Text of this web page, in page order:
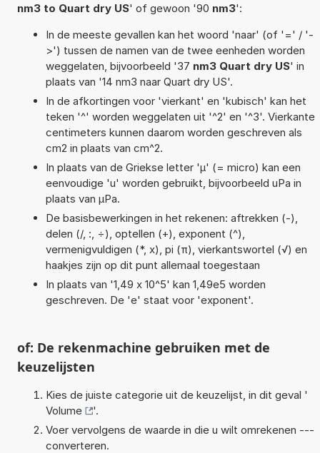
nm3 to Quart dry US' of gewoon '90 nm3':
In de meeste gevallen kan het woord 'naar' (of '=' / '-
>') tussen de namen van de twee eenheden worden
weggelaten, bijvoorbeeld '37 nm3 Quart dry US' in
plaats van '14 nm3 naar Quart dry US'.
In de afkortingen voor 'vierkant' en 'kubisch' kan het
teken '^' worden weggelaten uit '^2' en '^3'. Vierkante
centimeters kunnen daarom worden geschreven als
cm2 in plaats van cm^2.
In plaats van de Griekse letter 'µ' (= micro) kan een
eenvoudige 'u' worden gebruikt, bijvoorbeeld uPa in
plaats van µPa.
De basisbewerkingen in het rekenen: aftrekken (-),
delen (/, :, ÷), optellen (+), exponent (^),
vermenigvuldigen (*, x), pi (π), vierkantswortel (√) en
haakjes zijn op dit punt allemaal toegestaan
In plaats van '1,49 x 10^5' kan 1,49e5 worden
geschreven. De 'e' staat voor 'exponent'.
of: De rekenmachine gebruiken met de
keuzelijsten
Kies de juiste categorie uit de keuzelijst, in dit geval '
Volume
'.
Voer vervolgens de waarde in die u wilt omrekenen ---
converteren.